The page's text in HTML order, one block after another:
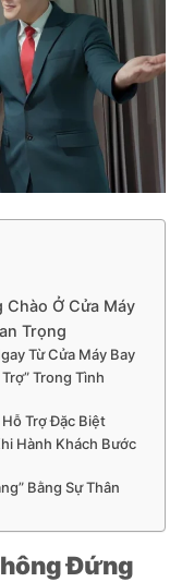
Ở Cửa Máy
Trọng
Từ Cửa Máy Bay
Trong Tình
Trợ Đặc Biệt
Hành Khách Bước
Bằng Sự Thân
Đứng